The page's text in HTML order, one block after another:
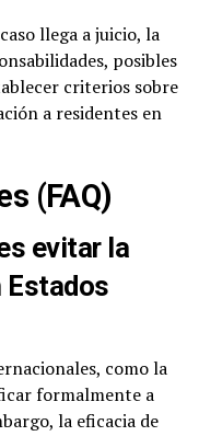
llega a juicio, la
posibles
criterios sobre
a residentes en
(FAQ)
evitar la
Estados
como la
formalmente a
la eficacia de